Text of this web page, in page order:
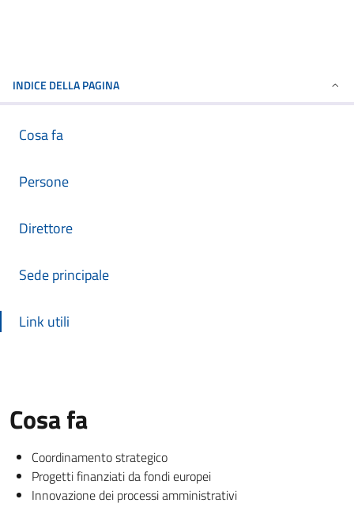
INDICE DELLA PAGINA
Cosa fa
Persone
Direttore
Sede principale
Link utili
Cosa fa
Coordinamento strategico
Progetti finanziati da fondi europei
Innovazione dei processi amministrativi